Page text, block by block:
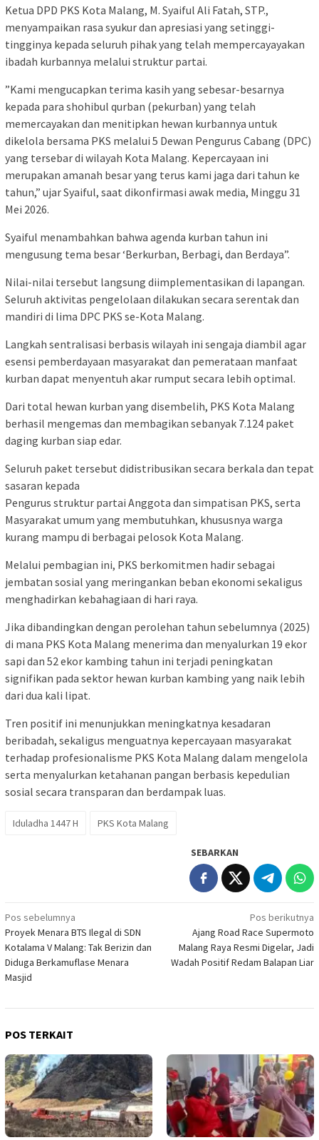
​Ketua DPD PKS Kota Malang, M. Syaiful Ali Fatah, STP.,
menyampaikan rasa syukur dan apresiasi yang setinggi-
tingginya kepada seluruh pihak yang telah mempercayayakan
ibadah kurbannya melalui struktur partai.
​”Kami mengucapkan terima kasih yang sebesar-besarnya
kepada para shohibul qurban (pekurban) yang telah
memercayakan dan menitipkan hewan kurbannya untuk
dikelola bersama PKS melalui 5 Dewan Pengurus Cabang (DPC)
yang tersebar di wilayah Kota Malang. Kepercayaan ini
merupakan amanah besar yang terus kami jaga dari tahun ke
tahun,” ujar Syaiful, saat dikonfirmasi awak media, Minggu 31
Mei 2026.
​Syaiful menambahkan bahwa agenda kurban tahun ini
mengusung tema besar ‘Berkurban, Berbagi, dan Berdaya”.
Nilai-nilai tersebut langsung diimplementasikan di lapangan.
Seluruh aktivitas pengelolaan dilakukan secara serentak dan
mandiri di lima DPC PKS se-Kota Malang.
Langkah sentralisasi berbasis wilayah ini sengaja diambil agar
esensi pemberdayaan masyarakat dan pemerataan manfaat
kurban dapat menyentuh akar rumput secara lebih optimal.
​Dari total hewan kurban yang disembelih, PKS Kota Malang
berhasil mengemas dan membagikan sebanyak 7.124 paket
daging kurban siap edar.
Seluruh paket tersebut didistribusikan secara berkala dan tepat
sasaran kepada
​Pengurus struktur partai ​Anggota dan simpatisan PKS, serta ​
Masyarakat umum yang membutuhkan, khususnya warga
kurang mampu di berbagai pelosok Kota Malang.
​Melalui pembagian ini, PKS berkomitmen hadir sebagai
jembatan sosial yang meringankan beban ekonomi sekaligus
menghadirkan kebahagiaan di hari raya.
​Jika dibandingkan dengan perolehan tahun sebelumnya (2025)
di mana PKS Kota Malang menerima dan menyalurkan 19 ekor
sapi dan 52 ekor kambing tahun ini terjadi peningkatan
signifikan pada sektor hewan kurban kambing yang naik lebih
dari dua kali lipat.
​Tren positif ini menunjukkan meningkatnya kesadaran
beribadah, sekaligus menguatnya kepercayaan masyarakat
terhadap profesionalisme PKS Kota Malang dalam mengelola
serta menyalurkan ketahanan pangan berbasis kepedulian
sosial secara transparan dan berdampak luas.
Iduladha 1447 H PKS Kota Malang
SEBARKAN
Navigasi
pos
Pos sebelumnya
Proyek Menara BTS Ilegal di SDN
Kotalama V Malang: Tak Berizin dan
Diduga Berkamuflase Menara
Masjid
Pos berikutnya
Ajang Road Race Supermoto
Malang Raya Resmi Digelar, Jadi
Wadah Positif Redam Balapan Liar
POS TERKAIT